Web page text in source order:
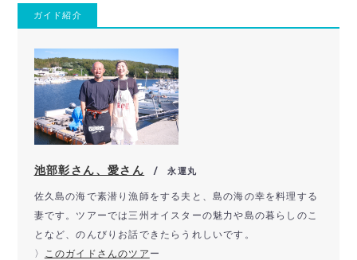
ガイド紹介
池部彰さん、愛さん / 永運丸
佐久島の海で素潜り漁師をする夫と、島の海の幸を料理する
妻です。ツアーでは三州オイスターの魅力や島の暮らしのこ
となど、のんびりお話できたらうれしいです。
〉
このガイドさんのツア ー